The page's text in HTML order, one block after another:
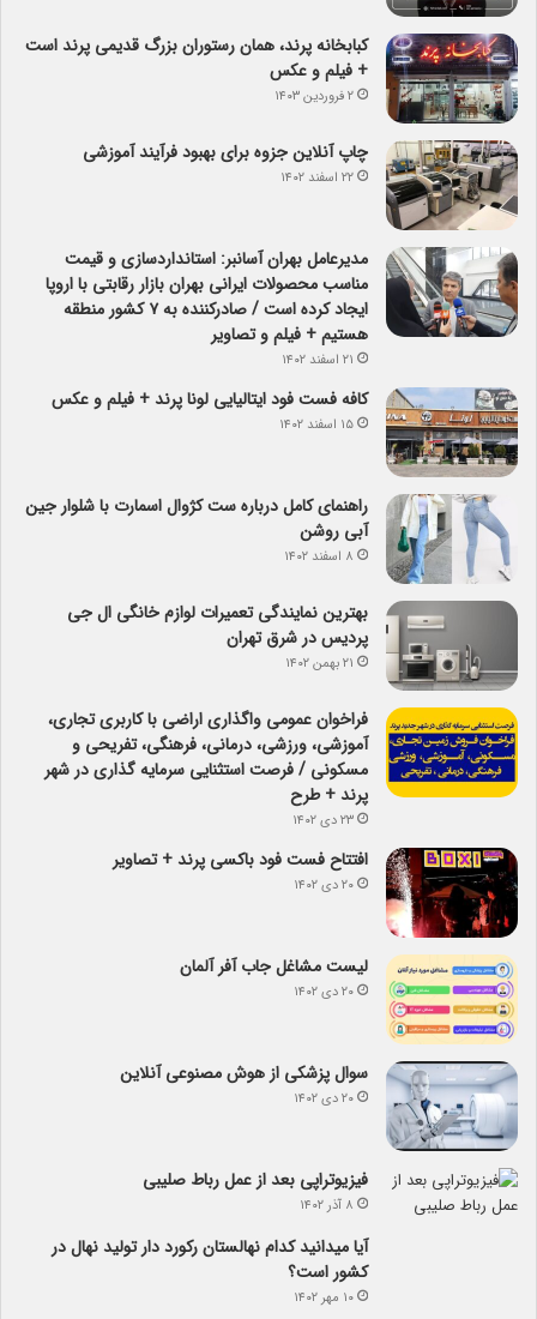
کبابخانه پرند، همان رستوران بزرگ قدیمی پرند است
+ فیلم و عکس
۲ فروردین ۱۴۰۳
چاپ آنلاین جزوه برای بهبود فرآیند آموزشی
۲۲ اسفند ۱۴۰۲
مدیرعامل بهران آسانبر: استانداردسازی و قیمت
مناسب محصولات ایرانی بهران بازار رقابتی با اروپا
ایجاد کرده است / صادرکننده به ۷ کشور منطقه
هستیم + فیلم و تصاویر
۲۱ اسفند ۱۴۰۲
کافه فست فود ایتالیایی لونا پرند + فیلم و عکس
۱۵ اسفند ۱۴۰۲
راهنمای کامل درباره ست کژوال اسمارت با شلوار جین
آبی روشن
۸ اسفند ۱۴۰۲
بهترین نمایندگی تعمیرات لوازم خانگی ال جی
پردیس در شرق تهران
۲۱ بهمن ۱۴۰۲
فراخوان عمومی واگذاری اراضی با کاربری تجاری،
آموزشی، ورزشی، درمانی، فرهنگی، تفریحی و
مسکونی / فرصت استثنایی سرمایه گذاری در شهر
پرند + طرح
۲۳ دی ۱۴۰۲
افتتاح فست فود باکسی پرند + تصاویر
۲۰ دی ۱۴۰۲
لیست مشاغل جاب آفر آلمان
۲۰ دی ۱۴۰۲
سوال پزشکی از هوش مصنوعی آنلاین
۲۰ دی ۱۴۰۲
فیزیوتراپی بعد از عمل رباط صلیبی
۸ آذر ۱۴۰۲
آیا می­دانید کدام نهالستان رکورد دار تولید نهال­ در
کشور است؟
۱۰ مهر ۱۴۰۲